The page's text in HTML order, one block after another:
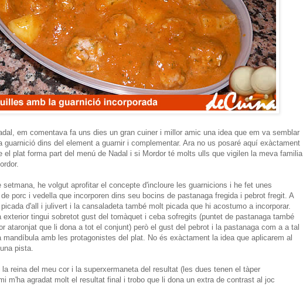
em comentava fa uns dies un gran cuiner i millor amic una idea que em va semblar
guarnició dins del element a guarnir i complementar. Ara no us posaré aquí exàctament
el plat forma part del menú de Nadal i si Mordor té molts ulls que vigilen la meva familia
he volgut aprofitar el concepte d'incloure les guarnicions i he fet unes
porc i vedella que incorporen dins seu bocins de pastanaga fregida i pebrot fregit. A
d'all i julivert i la cansaladeta també molt picada que hi acostumo a incorporar.
exterior tingui sobretot gust del tomàquet i ceba sofregits (puntet de pastanaga també
ataronjat que li dona a tot el conjunt) però el gust del pebrot i la pastanaga com a a tal
mandíbula amb les protagonistes del plat. No és exàctament la idea que aplicarem al
pista.
reina del meu cor i la superxermaneta del resultat (les dues tenen el tàper
m'ha agradat molt el resultat final i trobo que li dona un extra de contrast al joc